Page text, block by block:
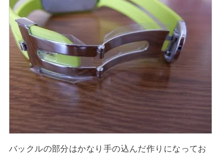
バックルの部分はかなり手の込んだ作りになってお